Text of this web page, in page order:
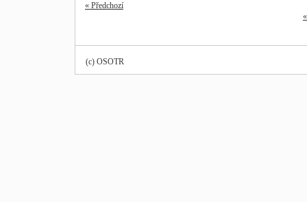
« Předchozí
(c) OSOTR